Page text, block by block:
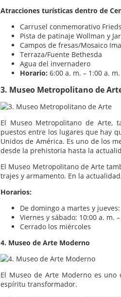
Atracciones turísticas dentro de
Carrusel conmemorativo
Pista de patinaje Wollman y
Campos de fresas/Mosaico
Terraza/Fuente Bethesda
Agua del invernadero
Horario: 6:00 a. m. – 1:00 a. m.
3. Museo Metropolitano de
El Museo Metropolitano de Arte,
puestos entre los lugares que hay
Unidos de América. Es uno de los
desde la prehistoria hasta la
El Museo Metropolitano de Arte
trajes y armamento. En la
Horarios:
De domingo a martes y
Viernes y sábado: 10:00 a. m.
Cerrado los miércoles
4. Museo de Arte Moderno
El Museo de Arte Moderno es
espíritu transformador.